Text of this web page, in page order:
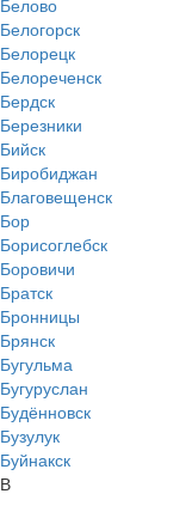
Белово
Белогорск
Белорецк
Белореченск
Бердск
Березники
Бийск
Биробиджан
Благовещенск
Бор
Борисоглебск
Боровичи
Братск
Бронницы
Брянск
Бугульма
Бугуруслан
Будённовск
Бузулук
Буйнакск
В